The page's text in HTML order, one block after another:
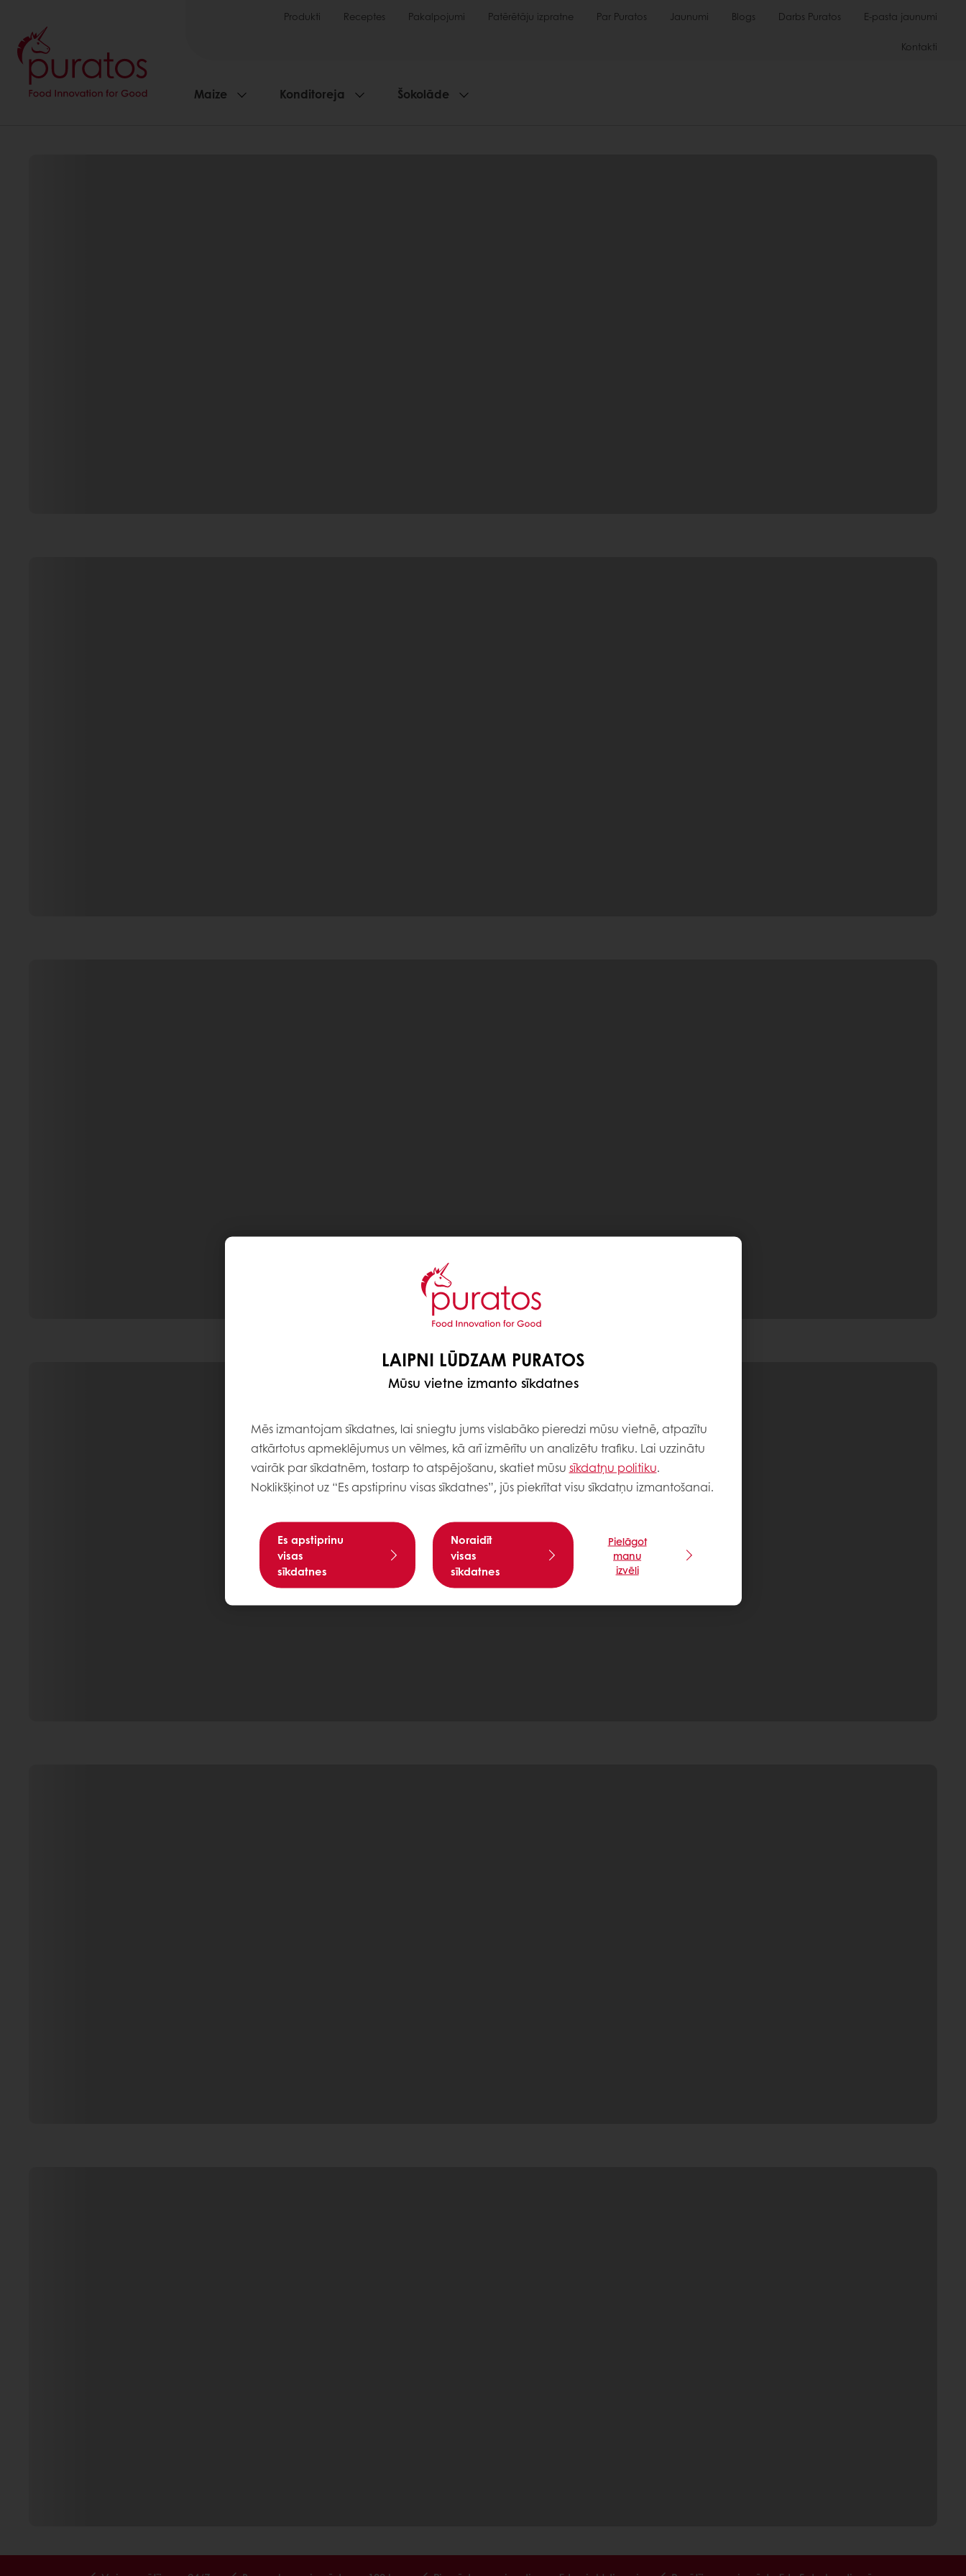
Produkti Receptes Pakalpojumi Patērētāju izpratne Par Puratos Jaunumi Blogs Darbs Puratos E-pasta jaunumi
Kontakti
Maize Konditoreja Šokolāde
LAIPNI LŪDZAM PURATOS
Mūsu vietne izmanto sīkdatnes
Mēs izmantojam sīkdatnes, lai sniegtu jums vislabāko pieredzi mūsu vietnē, atpazītu
atkārtotus apmeklējumus un vēlmes, kā arī izmērītu un analizētu trafiku. Lai uzzinātu
vairāk par sīkdatnēm, tostarp to atspējošanu, skatiet mūsu sīkdatņu politiku.
Noklikšķinot uz “Es apstiprinu visas sīkdatnes”, jūs piekrītat visu sīkdatņu izmantošanai.
Es apstiprinu
visas
sīkdatnes
Noraidīt
visas
sīkdatnes
Pielāgot
manu
izvēli